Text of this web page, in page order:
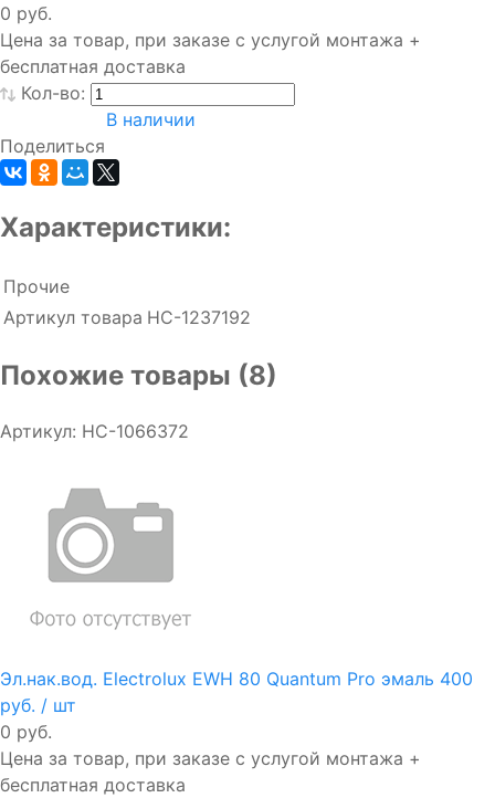
0 руб.
Цена за товар, при заказе с услугой монтажа +
бесплатная доставка
Кол-во:
В наличии
Поделиться
Характеристики:
Прочие
Артикул товара НС-1237192
Похожие товары (8)
Артикул: НС-1066372
Эл.нак.вод. Electrolux EWH 80 Quantum Pro эмаль 400
руб. / шт
0 руб.
Цена за товар, при заказе с услугой монтажа +
бесплатная доставка